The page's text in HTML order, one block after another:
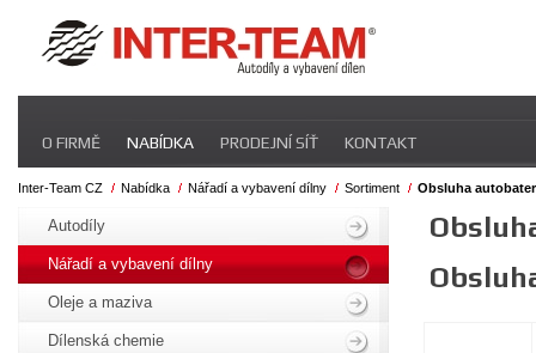
Přeskočit
navigaci
O FIRMĚ NABÍDKA PRODEJNÍ SÍŤ KONTAKT
Inter-Team CZ Nabídka Nářadí a vybavení dílny Sortiment Obsluha
navigaci
Autodíly
Nářadí a vybavení dílny
Oleje a maziva
Dílenská chemie